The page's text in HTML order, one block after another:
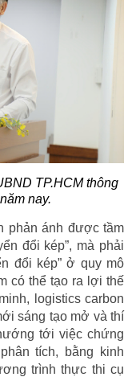
TP.HCM thông
nay.
phản ánh được tầm
đổi kép”, mà phải
đổi kép” ở quy mô
có thể tạo ra lợi thế
logistics carbon
sáng tạo mở và thí
tới việc chứng
tích, bằng kinh
trình thực thi cụ